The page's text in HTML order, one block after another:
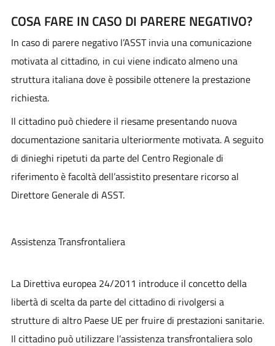
COSA FARE IN CASO DI PARERE NEGATIVO?
In caso di parere negativo l’ASST invia una comunicazione
motivata al cittadino, in cui viene indicato almeno una
struttura italiana dove è possibile ottenere la prestazione
richiesta.
Il cittadino può chiedere il riesame presentando nuova
documentazione sanitaria ulteriormente motivata. A seguito
di dinieghi ripetuti da parte del Centro Regionale di
riferimento è facoltà dell’assistito presentare ricorso al
Direttore Generale di ASST.
Assistenza Transfrontaliera
La Direttiva europea 24/2011 introduce il concetto della
libertà di scelta da parte del cittadino di rivolgersi a
strutture di altro Paese UE per fruire di prestazioni sanitarie.
Il cittadino può utilizzare l’assistenza transfrontaliera solo